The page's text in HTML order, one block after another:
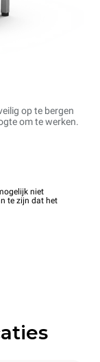
op te bergen
om te werken.
niet
te zijn dat het